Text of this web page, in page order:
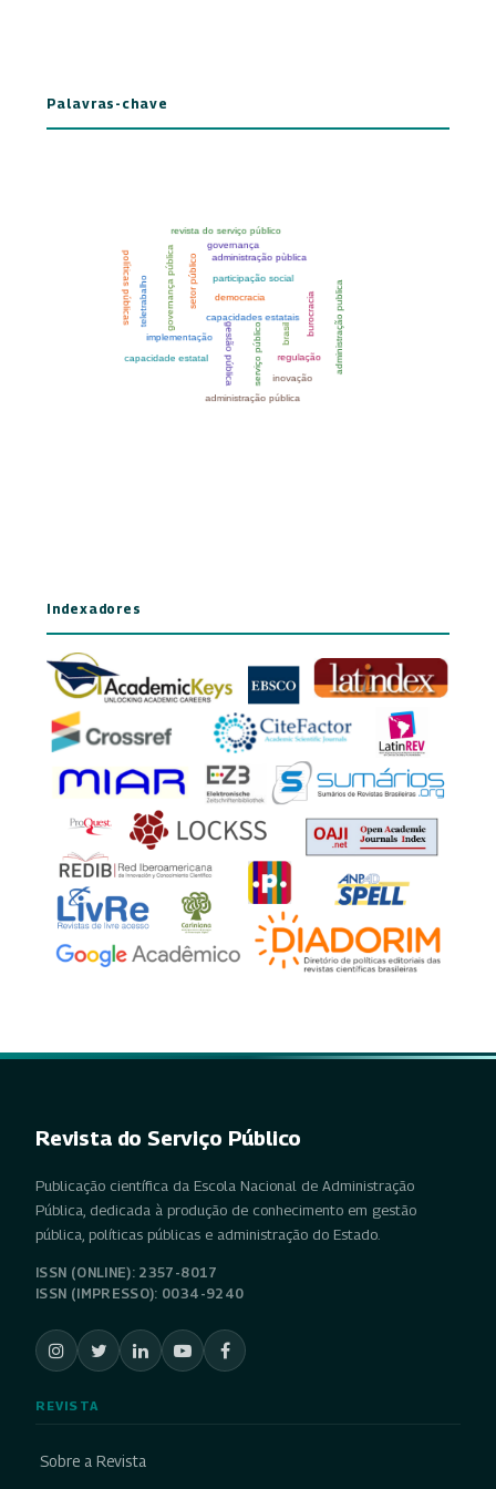
Palavras-chave
Indexadores
Revista do Serviço Público
Publicação científica da Escola Nacional de Administração
Pública, dedicada à produção de conhecimento em gestão
pública, políticas públicas e administração do Estado.
ISSN (ONLINE): 2357-8017
ISSN (IMPRESSO): 0034-9240
REVISTA
Sobre a Revista